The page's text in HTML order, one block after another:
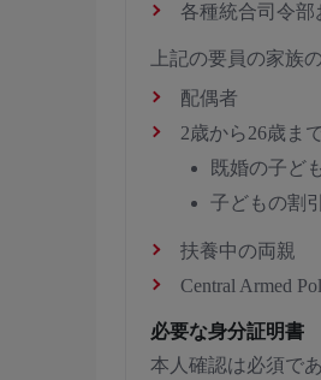
各種統合司令部
上記の要員の家族
配偶者
2歳から26歳ま
既婚の子ど
子どもの割
扶養中の両親
Central Armed
必要な身分証明書
本人確認は必須で